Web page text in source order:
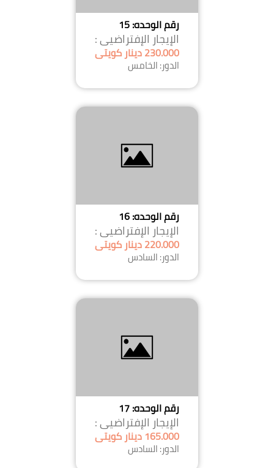
رقم الوحده: 15
الإيجار الإفتراضيى :
230.000 دينار كويتى
الدور: الخامس
رقم الوحده: 16
الإيجار الإفتراضيى :
220.000 دينار كويتى
الدور: السادس
رقم الوحده: 17
الإيجار الإفتراضيى :
165.000 دينار كويتى
الدور: السادس